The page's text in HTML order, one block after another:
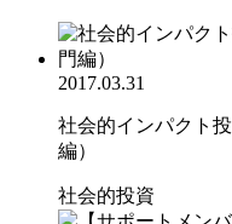
2017.03.31
社会的インパクト
編）
社会的投資